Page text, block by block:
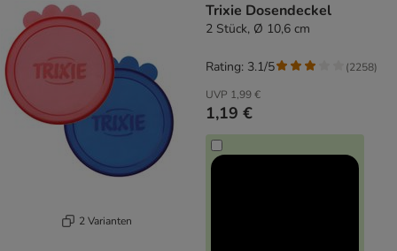
2 Varianten
Trixie Dosendeckel
2 Stück, Ø 10,6 cm
UVP 1,99 €
1,19 €
Rating: 3.1/5 (2258)